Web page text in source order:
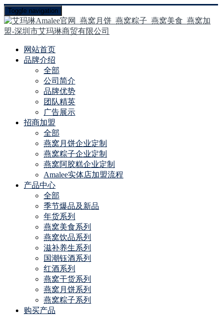
Toggle navigation
网站首页
品牌介绍
全部
公司简介
品牌优势
团队精英
广告展示
招商加盟
全部
燕窝月饼企业定制
燕窝粽子企业定制
燕窝阿胶糕企业定制
Amalee实体店加盟流程
产品中心
全部
季节爆品及新品
年货系列
燕窝美食系列
燕窝饮品系列
滋补养生系列
国潮钰酒系列
红酒系列
燕窝干货系列
燕窝月饼系列
燕窝粽子系列
购买产品